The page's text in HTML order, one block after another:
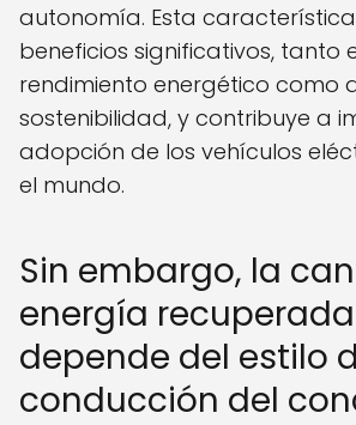
autonomía. Esta
beneficios significativos, tanto
rendimiento energético como
sostenibilidad, y contribuye a
adopción de los vehículos
el mundo.
Sin embargo, la
energía
depende del estilo
conducción del